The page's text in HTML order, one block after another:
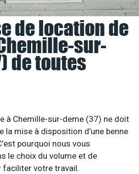
de location de
sur-
de toutes
à Chemille-sur-deme (37) ne doit
la mise à disposition d’une benne
pourquoi nous vous
le choix du volume et de
faciliter votre travail.